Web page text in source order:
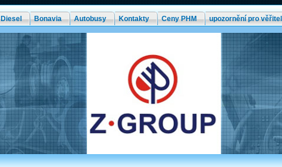
Diesel Bonavia Autobusy Kontakty Ceny PHM upozornění pro